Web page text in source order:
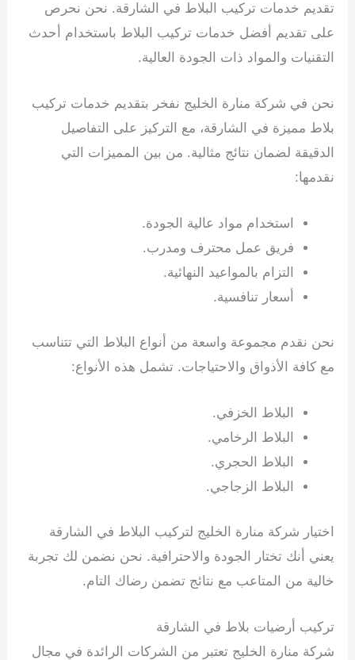
تقديم خدمات تركيب البلاط في الشارقة. نحن نحرص
على تقديم أفضل خدمات تركيب البلاط باستخدام أحدث
التقنيات والمواد ذات الجودة العالية.
نحن في شركة منارة الخليج نفخر بتقديم خدمات تركيب
بلاط مميزة في الشارقة، مع التركيز على التفاصيل
الدقيقة لضمان نتائج مثالية. من بين المميزات التي
نقدمها:
استخدام مواد عالية الجودة.
فريق عمل محترف ومدرب.
التزام بالمواعيد النهائية.
أسعار تنافسية.
نحن نقدم مجموعة واسعة من أنواع البلاط التي تتناسب
مع كافة الأذواق والاحتياجات. تشمل هذه الأنواع:
البلاط الخزفي.
البلاط الرخامي.
البلاط الحجري.
البلاط الزجاجي.
اختيار شركة منارة الخليج لتركيب البلاط في الشارقة
يعني أنك تختار الجودة والاحترافية. نحن نضمن لك تجربة
خالية من المتاعب مع نتائج تضمن رضاك التام.
تركيب أرضيات بلاط في الشارقة
شركة منارة الخليج تعتبر من الشركات الرائدة في مجال